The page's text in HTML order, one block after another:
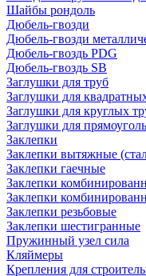
Шайбы рондоль
Дюбель-гвозди
Дюбель-гвозди
Дюбель-гвоздь PDG
Дюбель-гвоздь SB
Заглушки для труб
Заглушки для
Заглушки для круглых
Заглушки для
Заклепки
Заклепки вытяжные
Заклепки гаечные
Заклепки
Заклепки
Заклепки резьбовые
Заклепки шестигранные
Пружинный узел сила
Кляймеры
Крепления для